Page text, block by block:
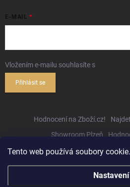
Tento web používá soubory
Nastavení
E-MAIL
Vložením e-mailu souhlasíte s
Přihlásit se
Hodnocení na Zboží.cz!
Showroom Plzeň